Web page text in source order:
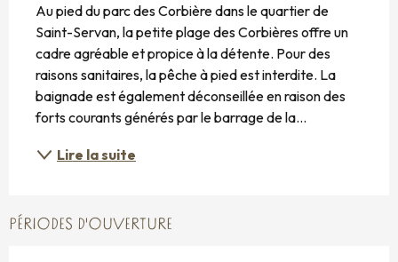
Au pied du parc des Corbière dans le quartier de
Saint-Servan, la petite plage des Corbières offre un
cadre agréable et propice à la détente. Pour des
raisons sanitaires, la pêche à pied est interdite. La
baignade est également déconseillée en raison des
forts courants générés par le barrage de la...
Lire la suite
PÉRIODES D'OUVERTURE